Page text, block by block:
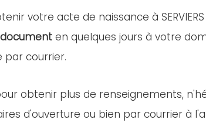
votre acte de naissance à
en quelques jours à votre
par courrier.
obtenir plus de renseignements,
d'ouverture ou bien par courrier à